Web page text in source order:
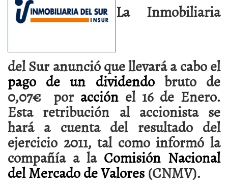
La Inmobiliaria
del Sur anunció que llevará a cabo el
pago de un dividendo bruto de
0,07€ por acción el 16 de Enero.
Esta retribución al accionista se
hará a cuenta del resultado del
ejercicio 2011, tal como informó la
compañía a la Comisión Nacional
del Mercado de Valores(CNMV).